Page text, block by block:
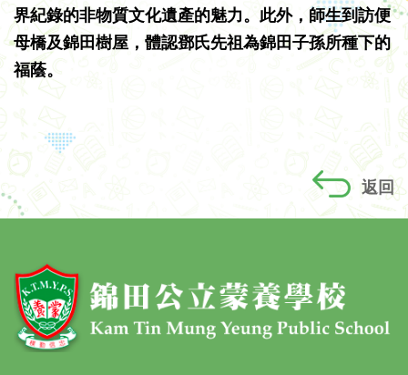
界紀錄的非物質文化遺產的魅力。此外，師生到訪便
母橋及錦田樹屋，體認鄧氏先祖為錦田子孫所種下的
福蔭。
返回